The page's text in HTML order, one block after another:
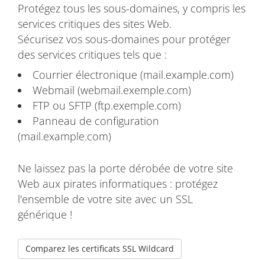
Protégez tous les sous-domaines, y compris les
services critiques des sites Web.
Sécurisez vos sous-domaines pour protéger
des services critiques tels que :
Courrier électronique (mail.example.com)
Webmail (webmail.exemple.com)
FTP ou SFTP (ftp.exemple.com)
Panneau de configuration
(mail.example.com)
Ne laissez pas la porte dérobée de votre site
Web aux pirates informatiques : protégez
l'ensemble de votre site avec un SSL
générique !
Comparez les certificats SSL Wildcard